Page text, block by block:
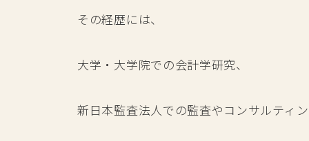
その経歴には、
大学・大学院での会計学研究、
新日本監査法人での監査やコンサルティ